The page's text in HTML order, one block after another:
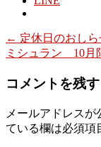
← 定休日のおしら
ミシュラン 10月
コメントを残す
メールアドレスが
ている欄は必須項